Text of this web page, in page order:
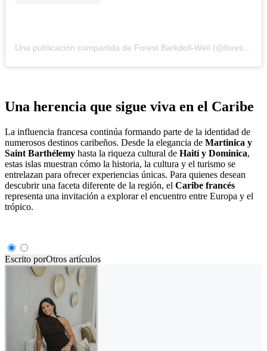
Una herencia que sigue viva en el Caribe
La influencia francesa continúa formando parte de la identidad de
numerosos destinos caribeños. Desde la elegancia de Martinica y
Saint Barthélemy hasta la riqueza cultural de Haití y Dominica,
estas islas muestran cómo la historia, la cultura y el turismo se
entrelazan para ofrecer experiencias únicas. Para quienes desean
descubrir una faceta diferente de la región, el Caribe francés
representa una invitación a explorar el encuentro entre Europa y el
trópico.
Escrito porOtros artículos